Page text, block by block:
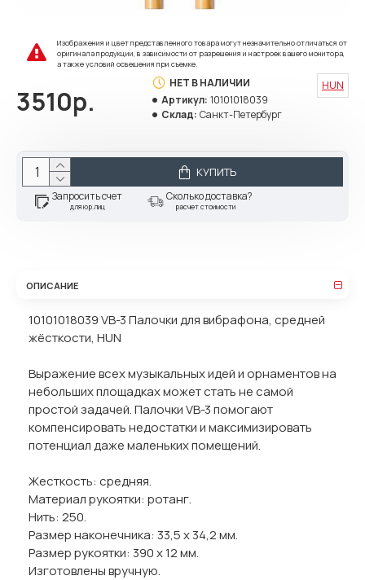
Изображения и цвет представленного товара могут незначительно отличаться от
оригинала продукции, в зависимости от разрешения и настроек вашего монитора,
а также условий освещения при съемке.
3510р.
НЕТ В НАЛИЧИИ
Артикул: 10101018039
Склад: Санкт-Петербург
HUN
КУПИТЬ
Запросить счет
для юр.лиц
Сколько доставка?
расчет стоимости
ОПИСАНИЕ
10101018039 VB-3 Палочки для вибрафона, средней
жёсткости, HUN
Выражение всех музыкальных идей и орнаментов на
небольших площадках может стать не самой
простой задачей. Палочки VB-3 помогают
компенсировать недостатки и максимизировать
потенциал даже маленьких помещений.
Жесткость: средняя.
Материал рукоятки: ротанг.
Нить: 250.
Размер наконечника: 33,5 х 34,2 мм.
Размер рукоятки: 390 х 12 мм.
Изготовлены вручную.